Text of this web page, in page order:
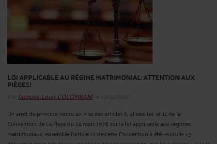
LOI APPLICABLE AU RÉGIME MATRIMONIAL: ATTENTION AUX
PIÈGES!
Par Jacques-Louis COLOMBANI le 13/12/2017
Un arrêt de principe rendu au visa des articles 6, alinéa 1er, et 11 de la
Convention de La Haye du 14 mars 1978 sur la loi applicable aux régimes
matrimoniaux, ensemble l’article 21 de cette Convention à été rendu le 13